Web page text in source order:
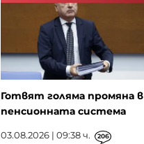
Готвят голяма промяна в
пенсионната система
03.08.2026 | 09:38 ч. 206